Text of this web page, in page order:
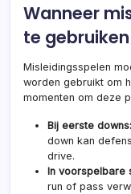
Wanneer
te gebruiken
Misleidingsspelen
worden gebruikt om
momenten om deze
Bij eerste downs:
down kan
drive.
In voorspelbare
run of pass